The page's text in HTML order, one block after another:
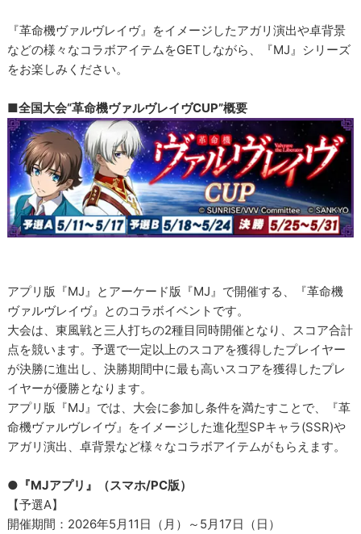
『革命機ヴァルヴレイヴ』をイメージしたアガリ演出や卓背景
などの様々なコラボアイテムをGETしながら、『MJ』シリーズ
をお楽しみください。
■全国大会“革命機ヴァルヴレイヴCUP”概要
アプリ版『MJ』とアーケード版『MJ』で開催する、『革命機
ヴァルヴレイヴ』とのコラボイベントです。
大会は、東風戦と三人打ちの2種目同時開催となり、スコア合計
点を競います。予選で一定以上のスコアを獲得したプレイヤー
が決勝に進出し、決勝期間中に最も高いスコアを獲得したプレ
イヤーが優勝となります。
アプリ版『MJ』では、大会に参加し条件を満たすことで、『革
命機ヴァルヴレイヴ』をイメージした進化型SPキャラ(SSR)や
アガリ演出、卓背景など様々なコラボアイテムがもらえます。
●『MJアプリ』（スマホ/PC版）
【予選A】
開催期間：2026年5月11日（月）～5月17日（日）